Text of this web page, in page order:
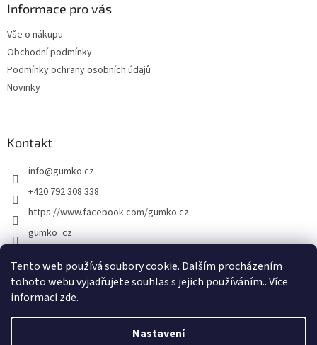
Tento web používá soubory cookie. Dalším procházením
tohoto webu vyjadřujete souhlas s jejich používáním.. Více
informacízde.
Nastavení
Informace pro vás
Vše o nákupu
Obchodní podmínky
Podmínky ochrany osobních údajů
Novinky
Kontakt
info@gumko.cz
+420 792 308 338
https://www.facebook.com/gumko.cz
gumko_cz
Vytvořil Shoptet
Gumko.cz. Všechna práva vyhrazena.